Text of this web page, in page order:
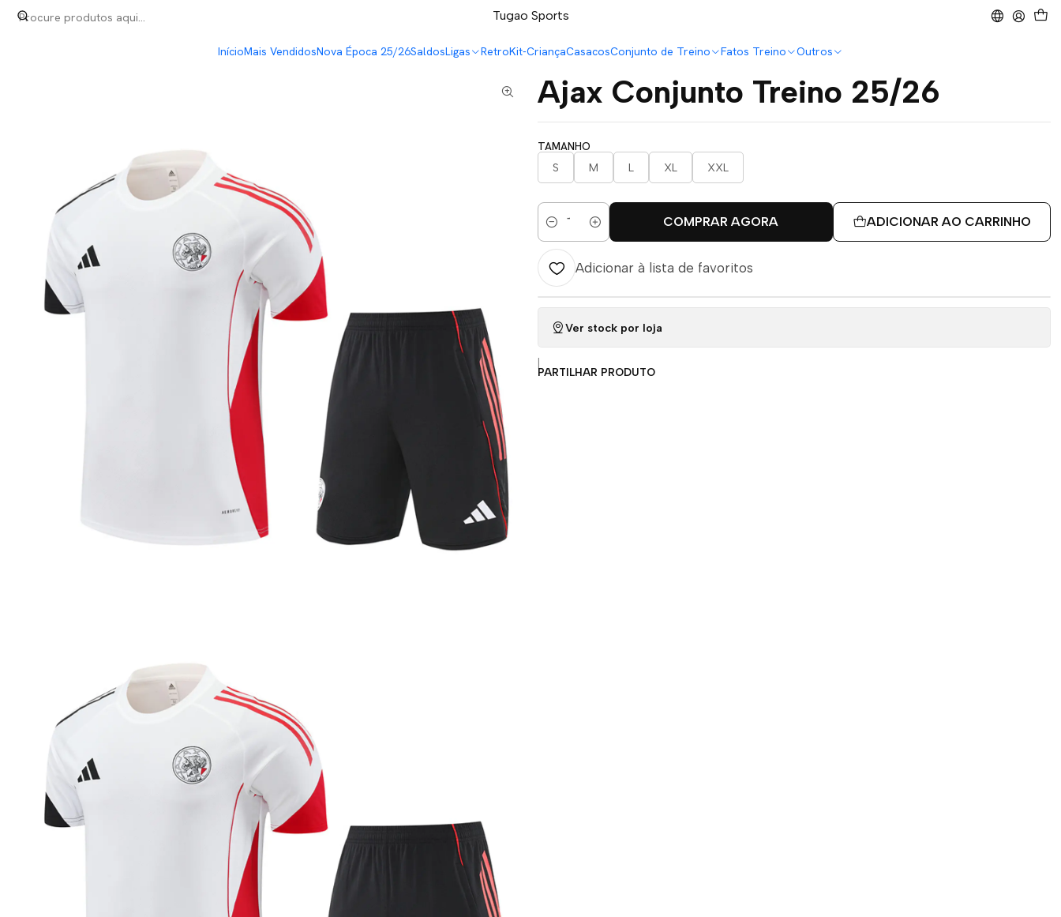
Tugao Sports
InícioMais VendidosNova Época 25/26SaldosLigas RetroKit-CriançaCasacosConjunto de Treino Fatos Treino Outros
LEVA 5 PAGA 4 NA TUGÃO
Ajax Conjunto Treino 25/26
TAMANHO
S
M L XL XXL
Quantidade
ADICIONAR AO CARRINHO
COMPRAR AGORA
Adicionar à lista de favoritos
Ver stock por loja
|
PARTILHAR PRODUTO